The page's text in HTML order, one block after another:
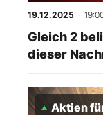
19.12.2025 ·
Gleich 2
dieser
Aktien für